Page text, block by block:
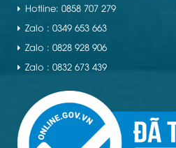
Hotline: 0858 707 279
Zalo : 0349 653 663
Zalo : 0828 928 906
Zalo : 0832 673 439